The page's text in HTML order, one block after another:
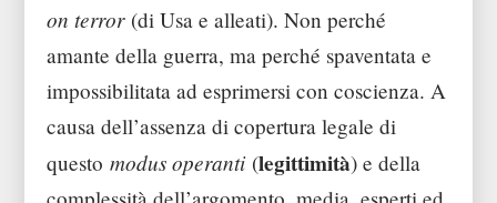
on terror(di Usa e alleati). Non perché
amante della guerra, ma perché spaventata e
impossibilitata ad esprimersi con coscienza. A
causa dell’assenza di copertura legale di
questomodus operanti(legittimità) e della